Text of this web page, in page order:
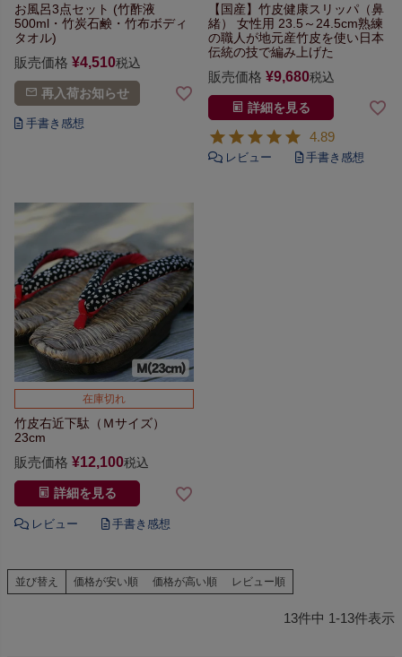
お風呂3点セット (竹酢液
500ml・竹炭石鹸・竹布ボディ
タオル)
販売価格 ¥4,510税込
再入荷お知らせ
【国産】竹皮健康スリッパ（鼻
緒）
女性用 23.5～24.5cm熟練
の職人が地元産竹皮を使い日本
伝統の技で編み上げた
販売価格 ¥9,680税込
詳細を見る
4.89
在庫切れ
竹皮右近下駄（Ｍサイズ）
23cm
販売価格 ¥12,100税込
詳細を見る
並び替え 価格が安い順 価格が高い順 レビュー順
13件中 1-13件表示